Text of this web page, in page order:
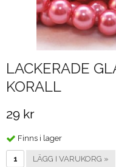
LACKERADE
KORALL
29 kr
Finns i lager
LÄGG I VARUKORG »